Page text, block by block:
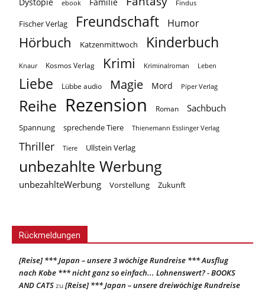
ebook Findus
Fischer Verlag Freundschaft Humor
Hörbuch Katzenmittwoch Kinderbuch
Knaur Kosmos Verlag Krimi Kriminalroman Leben
Liebe Lübbe audio Magie Mord Piper Verlag
Reihe Rezension Roman Sachbuch
Spannung sprechende Tiere Thienemann Esslinger Verlag
Thriller Tiere Ullstein Verlag
unbezahlte Werbung
unbezahlteWerbung Vorstellung Zukunft
Rückmeldungen
[Reise] *** Japan – unsere 3 wöchige Rundreise *** Ausflug
nach Kobe *** nicht ganz so einfach... Lohnenswert? - BOOKS
AND CATSzu[Reise] *** Japan – unsere dreiwöchige Rundreise